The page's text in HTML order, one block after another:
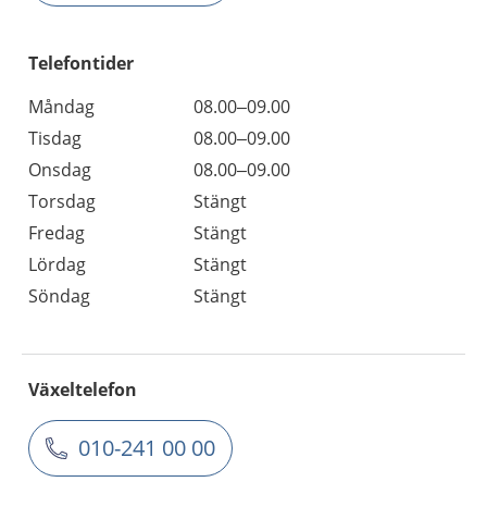
Telefontider
Måndag
08.00–09.00
Tisdag
08.00–09.00
Onsdag
08.00–09.00
Torsdag
Stängt
Fredag
Stängt
Lördag
Stängt
Söndag
Stängt
Växeltelefon
010-241 00 00